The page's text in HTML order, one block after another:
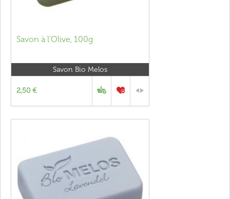
Savon à l'Olive, 100g
Savon Bio Melos
2,50 €